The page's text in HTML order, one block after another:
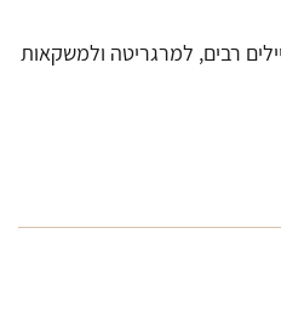
רבים, למרגריטה ולמשקאות